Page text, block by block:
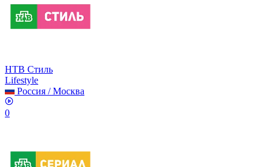
НТВ Стиль
Lifestyle
Россия /Москва
0